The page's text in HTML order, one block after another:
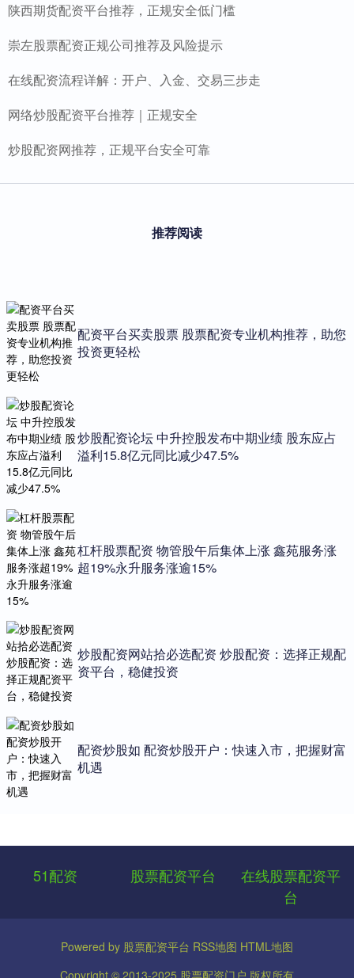
陕西期货配资平台推荐，正规安全低门槛
崇左股票配资正规公司推荐及风险提示
在线配资流程详解：开户、入金、交易三步走
网络炒股配资平台推荐｜正规安全
炒股配资网推荐，正规平台安全可靠
推荐阅读
配资平台买卖股票 股票配资专业机构推荐，助您
投资更轻松
炒股配资论坛 中升控股发布中期业绩 股东应占
溢利15.8亿元同比减少47.5%
杠杆股票配资 物管股午后集体上涨 鑫苑服务涨
超19%永升服务涨逾15%
炒股配资网站拾必选配资 炒股配资：选择正规配
资平台，稳健投资
配资炒股如 配资炒股开户：快速入市，把握财富
机遇
51配资 股票配资平台
在线股票配资平
台
Powered by 股票配资平台 RSS地图 HTML地图
Copyright © 2013-2025 股票配资门户 版权所有